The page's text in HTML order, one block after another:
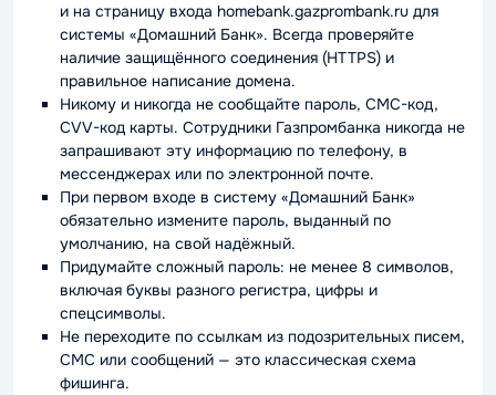
и на страницу входа homebank.gazprombank.ru для
системы «Домашний Банк». Всегда проверяйте
наличие защищённого соединения (HTTPS) и
правильное написание домена.
Никому и никогда не сообщайте пароль, СМС-код,
CVV-код карты. Сотрудники Газпромбанка никогда не
запрашивают эту информацию по телефону, в
мессенджерах или по электронной почте.
При первом входе в систему «Домашний Банк»
обязательно измените пароль, выданный по
умолчанию, на свой надёжный.
Придумайте сложный пароль: не менее 8 символов,
включая буквы разного регистра, цифры и
спецсимволы.
Не переходите по ссылкам из подозрительных писем,
СМС или сообщений — это классическая схема
фишинга.